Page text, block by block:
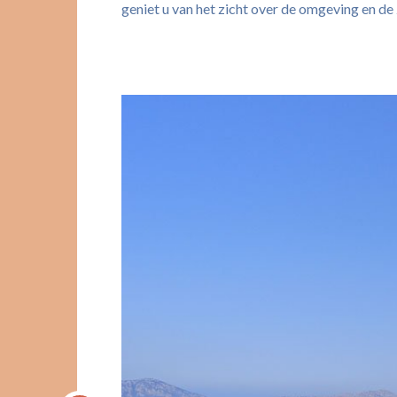
geniet u van het zicht over de omgeving en de